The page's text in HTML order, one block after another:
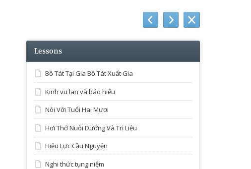
Lessons
Bồ Tát Tại Gia Bồ Tát Xuất Gia
Kinh vu lan và báo hiếu
Nói Với Tuổi Hai Mươi
Hơi Thở Nuôi Dưỡng Và Trị Liệu
Hiệu Lực Cầu Nguyện
Nghi thức tụng niệm